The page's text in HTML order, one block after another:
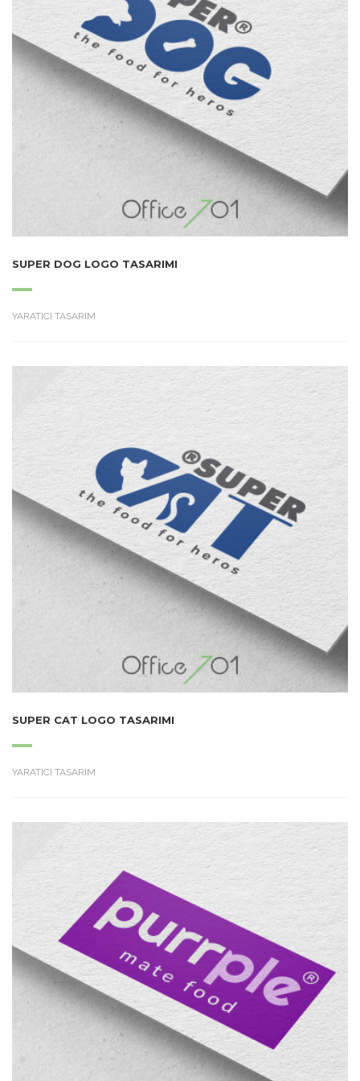
SUPER DOG LOGO TASARIMI
YARATICI TASARIM
SUPER CAT LOGO TASARIMI
YARATICI TASARIM